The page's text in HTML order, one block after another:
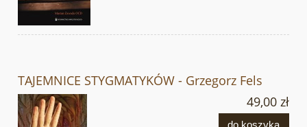
TAJEMNICE STYGMATYKÓW - Grzegorz Fels
49,00 zł
do koszyka